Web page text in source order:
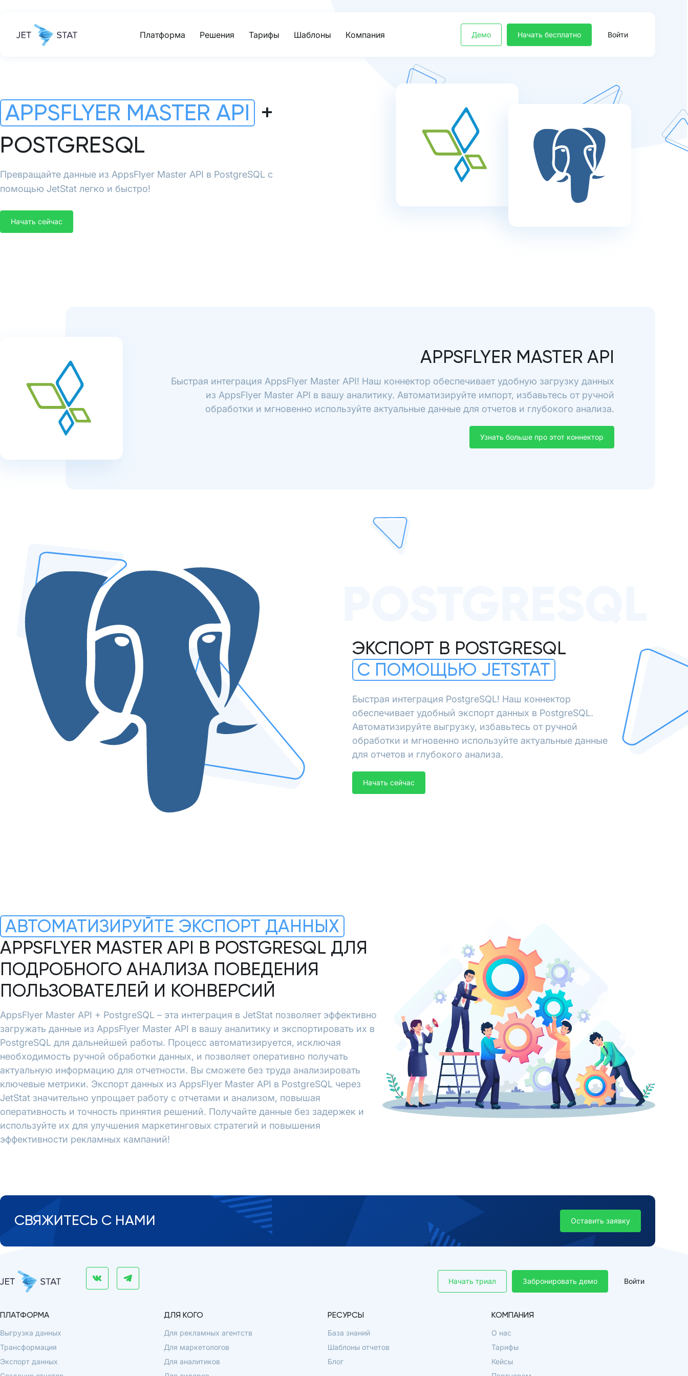
Платформа Решения Тарифы Шаблоны Компания Демо Начать бесплатно Войти
APPSFLYER MASTER API +
POSTGRESQL
Превращайте данные из AppsFlyer Master API в PostgreSQL с
помощью JetStat легко и быстро!
Начать сейчас
APPSFLYER MASTER API
Быстрая интеграция AppsFlyer Master API! Наш коннектор обеспечивает удобную загрузку данных
из AppsFlyer Master API в вашу аналитику. Автоматизируйте импорт, избавьтесь от ручной
обработки и мгновенно используйте актуальные данные для отчетов и глубокого анализа.
Узнать больше про этот коннектор
ЭКСПОРТ В POSTGRESQL
С ПОМОЩЬЮ JETSTAT
Быстрая интеграция PostgreSQL! Наш коннектор
обеспечивает удобный экспорт данных в PostgreSQL.
Автоматизируйте выгрузку, избавьтесь от ручной
обработки и мгновенно используйте актуальные данные
для отчетов и глубокого анализа.
Начать сейчас
АВТОМАТИЗИРУЙТЕ ЭКСПОРТ ДАННЫХ
APPSFLYER MASTER API В POSTGRESQL ДЛЯ
ПОДРОБНОГО АНАЛИЗА ПОВЕДЕНИЯ
ПОЛЬЗОВАТЕЛЕЙ И КОНВЕРСИЙ
AppsFlyer Master API + PostgreSQL – эта интеграция в JetStat позволяет эффективно
загружать данные из AppsFlyer Master API в вашу аналитику и экспортировать их в
PostgreSQL для дальнейшей работы. Процесс автоматизируется, исключая
необходимость ручной обработки данных, и позволяет оперативно получать
актуальную информацию для отчетности. Вы сможете без труда анализировать
ключевые метрики. Экспорт данных из AppsFlyer Master API в PostgreSQL через
JetStat значительно упрощает работу с отчетами и анализом, повышая
оперативность и точность принятия решений. Получайте данные без задержек и
используйте их для улучшения маркетинговых стратегий и повышения
эффективности рекламных кампаний!
СВЯЖИТЕСЬ С НАМИ Оставить заявку
Забронировать демо
Начать триал Войти
ПЛАТФОРМА
Выгрузка данных
Трансформация
Экспорт данных
ДЛЯ КОГО
Для рекламных агентств
Для маркетологов
Для аналитиков
РЕСУРСЫ
База знаний
Шаблоны отчетов
Блог
КОМПАНИЯ
О нас
Тарифы
Кейсы